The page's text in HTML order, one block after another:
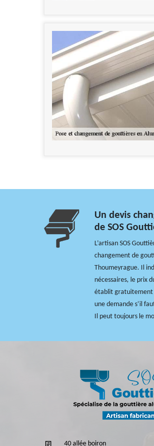
Un devis
de SOS
L’artisan SOS
changement de
Thoumeyrague. Il
nécessaires, le prix
établit gratuitement
une demande s’il
Il peut toujours le
40 allée boiron